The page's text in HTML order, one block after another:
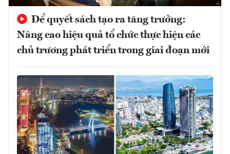
Để quyết sách tạo ra tăng trưởng:
Nâng cao hiệu quả tổ chức thực hiện các
chủ trương phát triển trong giai đoạn mới